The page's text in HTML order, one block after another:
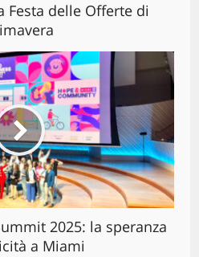
Festa delle Offerte di
2025: la speranza
a Miami